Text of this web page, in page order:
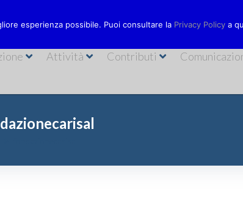
089 230611
Attività Contributi
esperienza possibile. Puoi consultare la Privacy Policya